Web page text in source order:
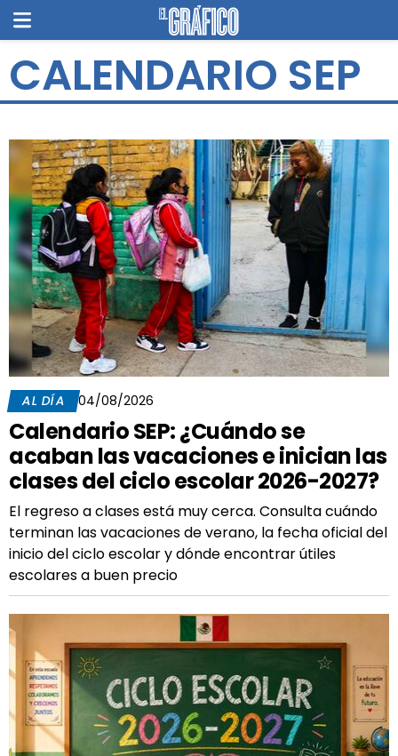
CALENDARIO SEP
AL DÍA 04/08/2026
Calendario SEP: ¿Cuándo se
acaban las vacaciones e inician las
clases del ciclo escolar 2026-2027?
El regreso a clases está muy cerca. Consulta cuándo
terminan las vacaciones de verano, la fecha oficial del
inicio del ciclo escolar y dónde encontrar útiles
escolares a buen precio